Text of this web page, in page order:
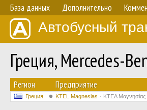
База данных Дополнительно
Автобусный
Греция, Mercedes-
Регион Предприятие
Греция ΚΤΕL Magnesias ΚΤΕΛ Μαγνησίας